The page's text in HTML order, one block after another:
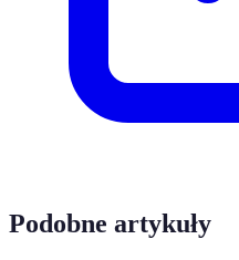
Podobne artykuły